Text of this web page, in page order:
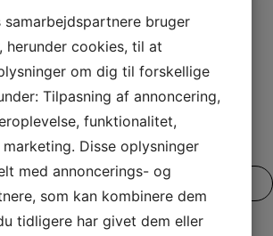
SE VORES FULDE UDVALG
bruger
herunder cookies, til at
om dig til forskellige
Tilpasning af annoncering,
funktionalitet,
Disse oplysninger
med annoncerings- og
som kan kombinere dem
tidligere har givet dem eller